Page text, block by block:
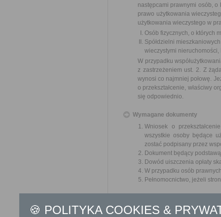
następcami prawnymi osób,
prawo użytkowania
użytkowania wieczystego w
Osób fizycznych, o których
Spółdzielni
wieczystymi nieruchomości,
W przypadku
z zastrzeżeniem ust. 2. Z
wynosi co najmniej połowę.
o przekształcenie, właściwy
się odpowiednio.
Wymagane dokumenty
Wniosek o
wszystkie osoby będące
zostać podpisany przez
Dokument będący
Dowód uiszczenia opłaty
W przypadku osób
Pełnomocnictwo, jeżeli
Obywatel, Przedsiębiorca,
🍪 POLITYKA COOKIES &